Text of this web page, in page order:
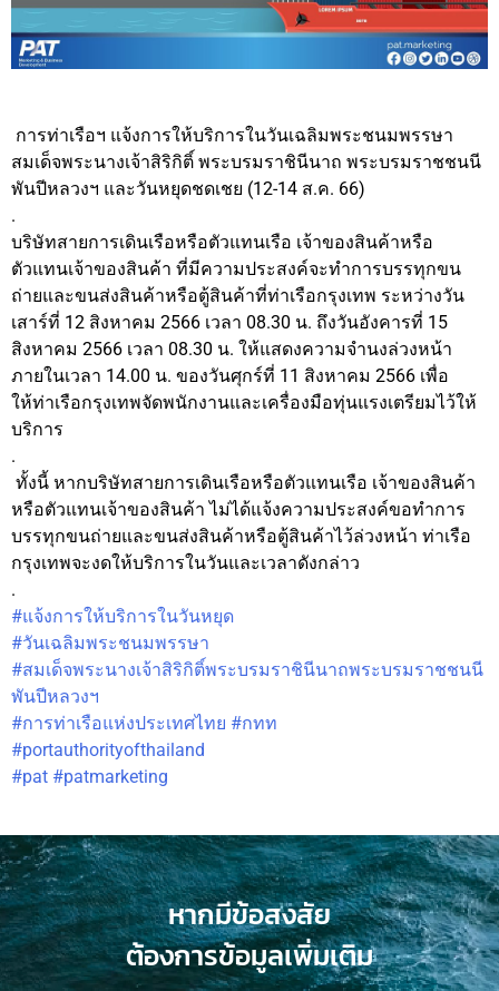
การท่าเรือฯ แจ้งการให้บริการในวันเฉลิมพระชนมพรรษา
สมเด็จพระนางเจ้าสิริกิติ์ พระบรมราชินีนาถ พระบรมราชชนนี
พันปีหลวงฯ และวันหยุดชดเชย (12-14 ส.ค. 66)
.
บริษัทสายการเดินเรือหรือตัวแทนเรือ เจ้าของสินค้าหรือ
ตัวแทนเจ้าของสินค้า ที่มีความประสงค์จะทำการบรรทุกขน
ถ่ายและขนส่งสินค้าหรือตู้สินค้าที่ท่าเรือกรุงเทพ ระหว่างวัน
เสาร์ที่ 12 สิงหาคม 2566 เวลา 08.30 น. ถึงวันอังคารที่ 15
สิงหาคม 2566 เวลา 08.30 น. ให้แสดงความจำนงล่วงหน้า
ภายในเวลา 14.00 น. ของวันศุกร์ที่ 11 สิงหาคม 2566 เพื่อ
ให้ท่าเรือกรุงเทพจัดพนักงานและเครื่องมือทุ่นแรงเตรียมไว้ให้
บริการ
.
ทั้งนี้ หากบริษัทสายการเดินเรือหรือตัวแทนเรือ เจ้าของสินค้า
หรือตัวแทนเจ้าของสินค้า ไม่ได้แจ้งความประสงค์ขอทำการ
บรรทุกขนถ่ายและขนส่งสินค้าหรือตู้สินค้าไว้ล่วงหน้า ท่าเรือ
กรุงเทพจะงดให้บริการในวันและเวลาดังกล่าว
.
#แจ้งการให้บริการในวันหยุด
#วันเฉลิมพระชนมพรรษา
#สมเด็จพระนางเจ้าสิริกิติ์พระบรมราชินีนาถพระบรมราชชนนี
พันปีหลวงฯ
#การท่าเรือแห่งประเทศไทย #กทท
#portauthorityofthailand
#pat #patmarketing
หากมีข้อสงสัย
ต้องการข้อมูลเพิ่มเติม